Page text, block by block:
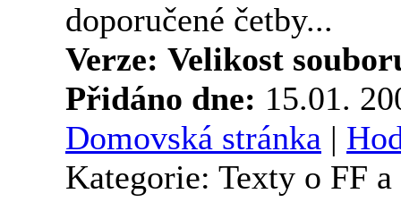
doporučené četby...
Verze: Velikost
Přidáno dne: 15.01.
Domovská stránka |
Kategorie: Texty o FF